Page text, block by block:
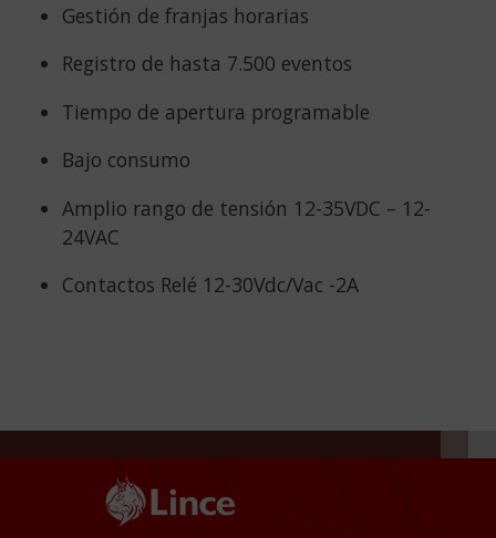
Gestión de franjas horarias
Registro de hasta 7.500 eventos
Tiempo de apertura programable
Bajo consumo
Amplio rango de tensión 12-35VDC – 12-
24VAC
Contactos Relé 12-30Vdc/Vac -2A